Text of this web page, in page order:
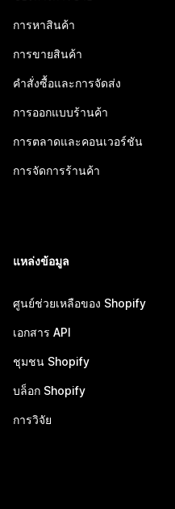
การหาสินค้า
การขายสินค้า
คำสั่งซื้อและการจัดส่ง
การออกแบบร้านค้า
การตลาดและคอนเวอร์ชัน
การจัดการร้านค้า
แหล่งข้อมูล
ศูนย์ช่วยเหลือของ Shopify
เอกสาร API
ชุมชน Shopify
บล็อก Shopify
การวิจัย